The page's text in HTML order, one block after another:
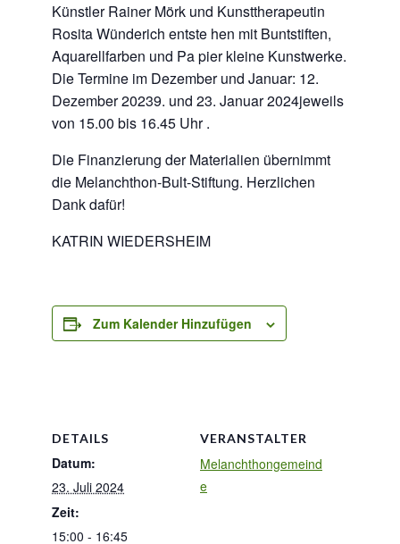
Künstler Rainer Mörk und Kunsttherapeutin
Rosita Wünderich entste­ hen mit Buntstiften,
Aquarellfarben und Pa­ pier kleine Kunstwerke.
Die Termine im Dezember und Januar: 12.
Dezember 20239. und 23. Januar 2024jeweils
von 15.00 bis 16.45 Uhr .
Die Finanzierung der Materialien übernimmt
die Melanchthon­-Bult­-Stiftung. Herzlichen
Dank dafür!
KATRIN WIEDERSHEIM
Zum Kalender Hinzufügen
DETAILS
Datum:
23. Juli 2024
Zeit:
15:00 - 16:45
VERANSTALTER
Melanchthongemeind
e